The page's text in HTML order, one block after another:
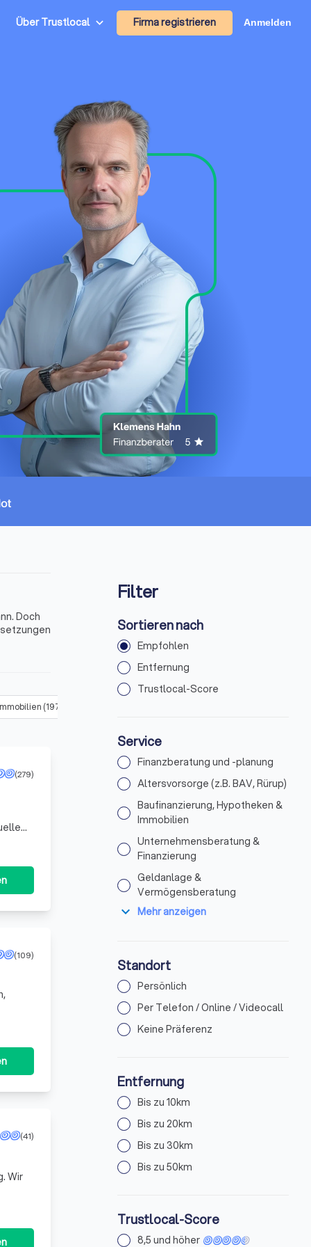
Über Trustlocal Firma registrieren Anmelden
Doch
(197
(279)
(109)
(41)
Wir
Filter
Sortieren nach
Empfohlen
Entfernung
Trustlocal-Score
Service
Finanzberatung und -planung
Altersvorsorge (z.B. BAV, Rürup)
Baufinanzierung, Hypotheken &
Immobilien
Unternehmensberatung &
Finanzierung
Geldanlage &
Vermögensberatung
expand_more Mehr anzeigen
Standort
Persönlich
Per Telefon / Online / Videocall
Keine Präferenz
Entfernung
Bis zu 10km
Bis zu 20km
Bis zu 30km
Bis zu 50km
Trustlocal-Score
8,5 und höher